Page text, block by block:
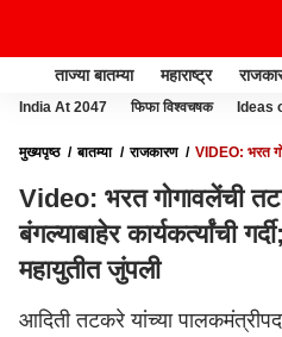
ताज्या बातम्या महाराष्ट्र
India At 2047 फिफा विश्वचषक Ideas
मुख्यपृष्ठ बातम्या राजकारण
VIDEO: भरत
Video: भरत गोगावलेंची
बंगल्याबाहेर कार्यकर्त्यांची
महायुतीत जुंपली
आदिती तटकरे यांच्या